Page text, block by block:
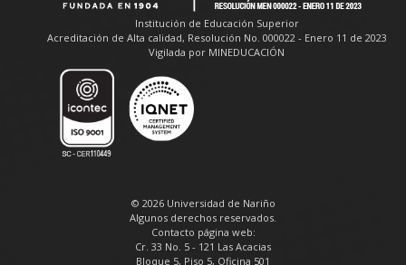
Institución de Educación Superior
Acreditación de Alta calidad, Resolución No. 000022 - Enero 11 de 2023
Vigilada por MINEDUCACIÓN
© 2026 Universidad de Nariño
Algunos derechos reservados.
Contacto página web:
Cr. 33 No. 5 - 121 Las Acacias
Bloque 5, Piso 5, Oficina 501